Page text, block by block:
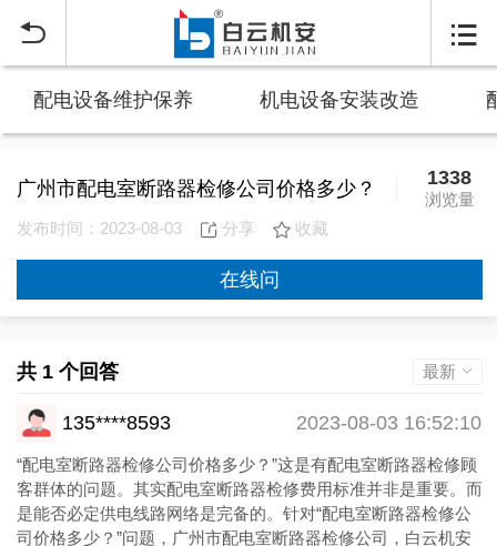
 
配电设备维护保养 机电设备安装改造
广州市配电室断路器检修公司价格多少？ 1338
浏览量
发布时间：2023-08-03
分享 收藏
在线问
共 1 个回答 最新
135****8593 2023-08-03 16:52:10
“配电室断路器检修公司价格多少？”这是有配电室断路器检修顾
客群体的问题。其实配电室断路器检修费用标准并非是重要。而
是能否必定供电线路网络是完备的。针对“配电室断路器检修公
司价格多少？”问题，广州市配电室断路器检修公司，白云机安